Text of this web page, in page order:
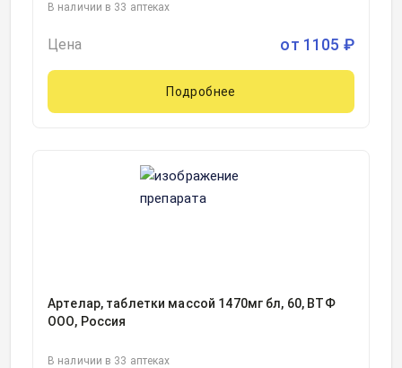
В наличии в 33 аптеках
Цена от 1105 ₽
Подробнее
Артелар, таблетки массой 1470мг бл, 60, ВТФ
ООО, Россия
В наличии в 33 аптеках